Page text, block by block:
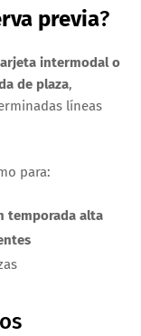
previa?
intermodal o
de plaza,
líneas
para:
temporada alta